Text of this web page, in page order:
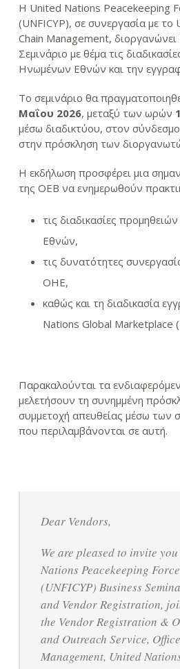
Η United Nations Peacekeeping
(UNFICYP), σε συνεργασία με
Chain Management, διοργανώνει
Σεμινάριο με θέμα τις
Ηνωμένων Εθνών και την
Το σεμινάριο θα
Μαΐου 2026, μεταξύ των ωρών
μέσω διαδικτύου, στον
στην πρόσκληση των
Η εκδήλωση προσφέρει μια
της ΟΕΒ να ενημερωθούν
τις διαδικασίες
Εθνών,
τις δυνατότητες
ΟΗΕ,
καθώς και τη διαδικασία
Nations Global Marketplace
Παρακαλούνται τα
μελετήσουν τη συνημμένη
συμμετοχή απευθείας μέσω των
που περιλαμβάνονται σε αυτή.
Dear Vendors,
We are pleased to invite
Nations Peacekeeping
(UNFICYP) Business
and Vendor Registration,
the Vendor Registration &
and Outreach Service,
Management, United